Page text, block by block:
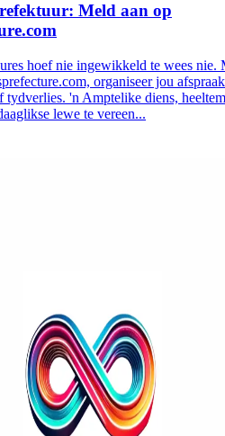
Meld aan op
hoef nie ingewikkeld te wees nie.
organiseer jou
tydverlies. 'n Amptelike diens,
lewe te vereen...